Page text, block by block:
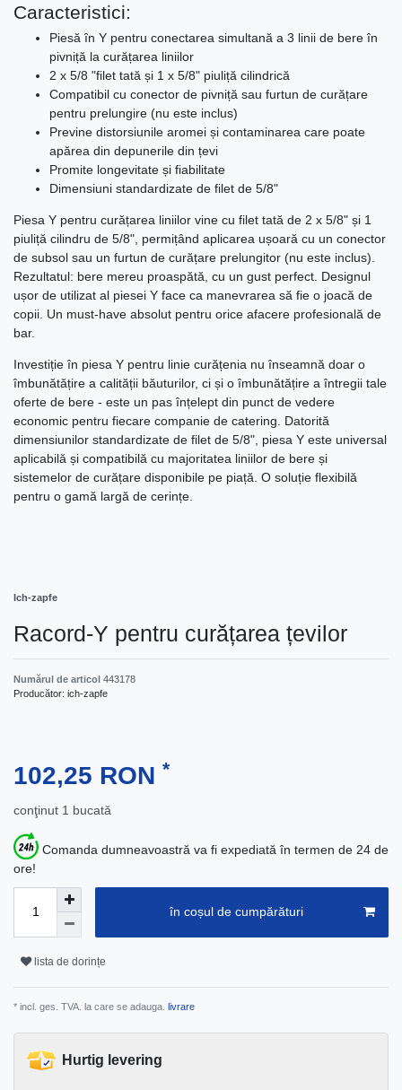
Caracteristici:
Piesă în Y pentru conectarea simultană a 3 linii de bere în
pivniță la curățarea liniilor
2 x 5/8 "filet tată și 1 x 5/8" piuliță cilindrică
Compatibil cu conector de pivniță sau furtun de curățare
pentru prelungire (nu este inclus)
Previne distorsiunile aromei și contaminarea care poate
apărea din depunerile din țevi
Promite longevitate și fiabilitate
Dimensiuni standardizate de filet de 5/8"
Piesa Y pentru curățarea liniilor vine cu filet tată de 2 x 5/8" și 1
piuliță cilindru de 5/8", permițând aplicarea ușoară cu un conector
de subsol sau un furtun de curățare prelungitor (nu este inclus).
Rezultatul: bere mereu proaspătă, cu un gust perfect. Designul
ușor de utilizat al piesei Y face ca manevrarea să fie o joacă de
copii. Un must-have absolut pentru orice afacere profesională de
bar.
Investiție în piesa Y pentru linie curățenia nu înseamnă doar o
îmbunătățire a calității băuturilor, ci și o îmbunătățire a întregii tale
oferte de bere - este un pas înțelept din punct de vedere
economic pentru fiecare companie de catering. Datorită
dimensiunilor standardizate de filet de 5/8", piesa Y este universal
aplicabilă și compatibilă cu majoritatea liniilor de bere și
sistemelor de curățare disponibile pe piață. O soluție flexibilă
pentru o gamă largă de cerințe.
Ich-zapfe
Racord-Y pentru curățarea țevilor
Numărul de articol 443178
Producător: ich-zapfe
102,25 RON *
conţinut 1 bucată
Comanda dumneavoastră va fi expediată în termen de 24 de
ore!
în coșul de cumpărături
lista de dorințe
* incl. ges. TVA. la care se adauga. livrare
Hurtig levering